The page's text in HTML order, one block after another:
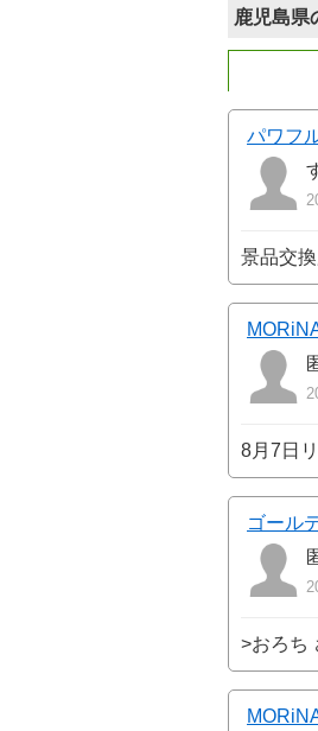
鹿児島県
パワフ
景品交
8月7日
ゴール
>おろち